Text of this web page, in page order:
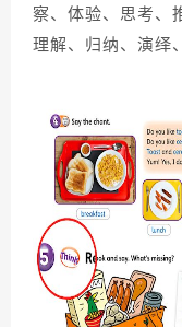
察、体验、思考、
理解、归纳、演绎